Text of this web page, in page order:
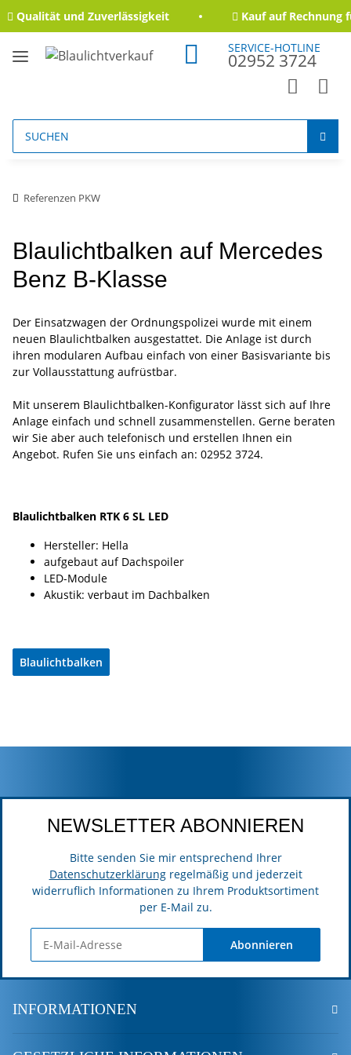
Qualität und Zuverlässigkeit Kauf auf Rechnung
SERVICE-HOTLINE
02952 3724
Referenzen PKW
Blaulichtbalken auf Mercedes
Benz B-Klasse
Der Einsatzwagen der Ordnungspolizei wurde mit einem
neuen Blaulichtbalken ausgestattet. Die Anlage ist durch
ihren modularen Aufbau einfach von einer Basisvariante bis
zur Vollausstattung aufrüstbar.
Mit unserem Blaulichtbalken-Konfigurator lässt sich auf Ihre
Anlage einfach und schnell zusammenstellen. Gerne beraten
wir Sie aber auch telefonisch und erstellen Ihnen ein
Angebot. Rufen Sie uns einfach an: 02952 3724.
Blaulichtbalken RTK 6 SL LED
Hersteller: Hella
aufgebaut auf Dachspoiler
LED-Module
Akustik: verbaut im Dachbalken
Blaulichtbalken
NEWSLETTER ABONNIEREN
Bitte senden Sie mir entsprechend Ihrer
Datenschutzerklärungregelmäßig und jederzeit
widerruflich Informationen zu Ihrem Produktsortiment
per E-Mail zu.
Abonnieren
INFORMATIONEN